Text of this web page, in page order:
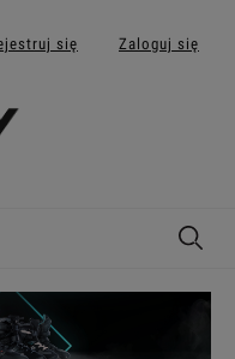
się Zaloguj się